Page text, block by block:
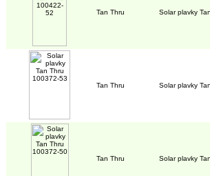
Tan Thru Solar plavky
Tan Thru Solar plavky
Tan Thru Solar plavky